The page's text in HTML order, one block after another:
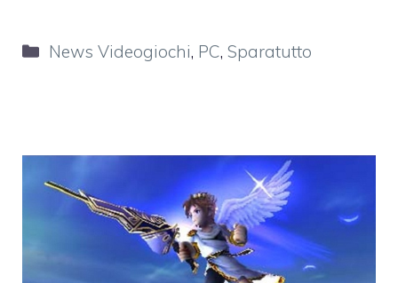
Categorie
News Videogiochi, PC,Sparatutto